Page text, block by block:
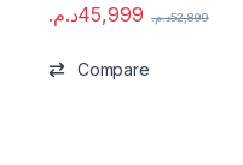
45,999د.م. 52,899د.م.
Compare